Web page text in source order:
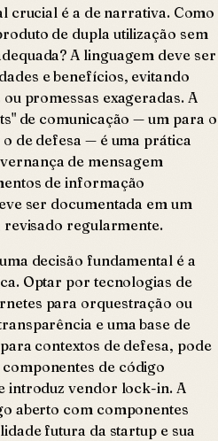
crucial é a de narrativa. Como
de dupla utilização sem
A linguagem deve ser
e benefícios, evitando
promessas exageradas. A
de comunicação — um para o
de defesa — é uma prática
de mensagem
de informação
ser documentada em um
regularmente.
decisão fundamental é a
Optar por tecnologias de
para orquestração ou
e uma base de
contextos de defesa, pode
de código
introduz vendor lock-in. A
aberto com componentes
futura da startup e sua